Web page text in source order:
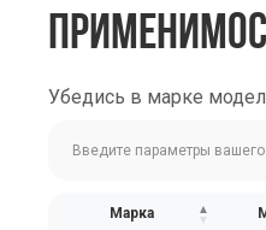
Убедись в марке
Марка